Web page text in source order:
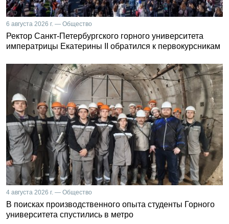
6 августа 2026 г. — Общество
Ректор Санкт-Петербургского горного университета
императрицы Екатерины II обратился к первокурсникам
4 августа 2026 г. — Общество
В поисках производственного опыта студенты Горного
университета спустились в метро